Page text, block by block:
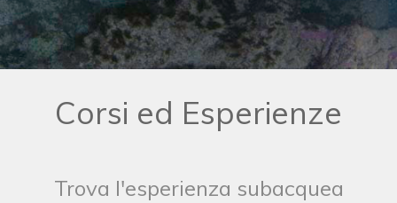
Corsi ed Esperienze
Trova l'esperienza subacquea